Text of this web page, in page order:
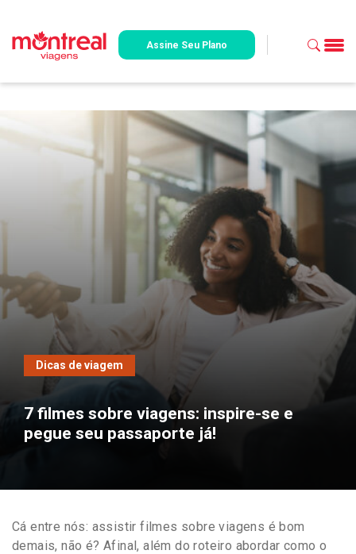
Assine Seu Plano
Dicas de viagem
7 filmes sobre viagens: inspire-se e
pegue seu passaporte já!
Cá entre nós: assistir filmes sobre viagens é bom
demais, não é? Afinal, além do roteiro abordar como o